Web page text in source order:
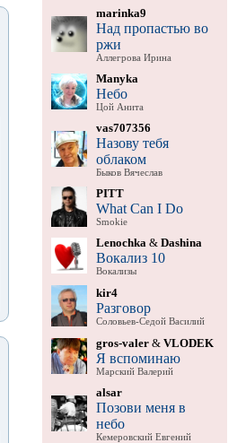
marinka9
Над пропастью во
ржи
Аллегрова Ирина
Manyka
Небо
Цой Анита
vas707356
Назову тебя
облаком
Быков Вячеслав
PITT
What Can I Do
Smokie
Lenochka & Dashina
Вокализ 10
Вокализы
kir4
Разговор
Соловьев-Седой Василий
gros-valer& VLODEK
Я вспоминаю
Марский Валерий
alsar
Позови меня в
небо
Кемеровский Евгений